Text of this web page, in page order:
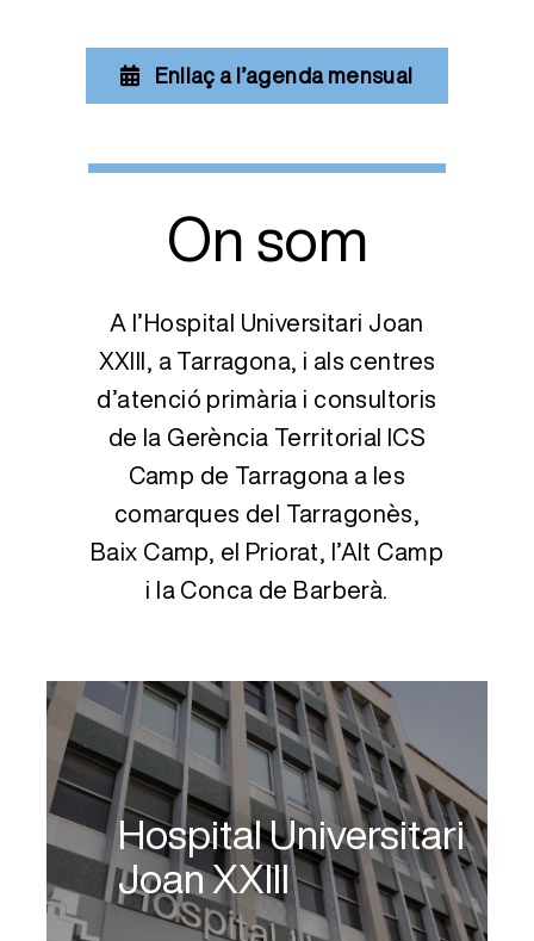
Enllaç a l’agenda mensual
On som
A l’Hospital Universitari Joan
XXIII, a Tarragona, i als centres
d’atenció primària i consultoris
de la Gerència Territorial ICS
Camp de Tarragona a les
comarques del Tarragonès,
Baix Camp, el Priorat, l’Alt Camp
i la Conca de Barberà.
Hospital Universitari
Joan XXIII